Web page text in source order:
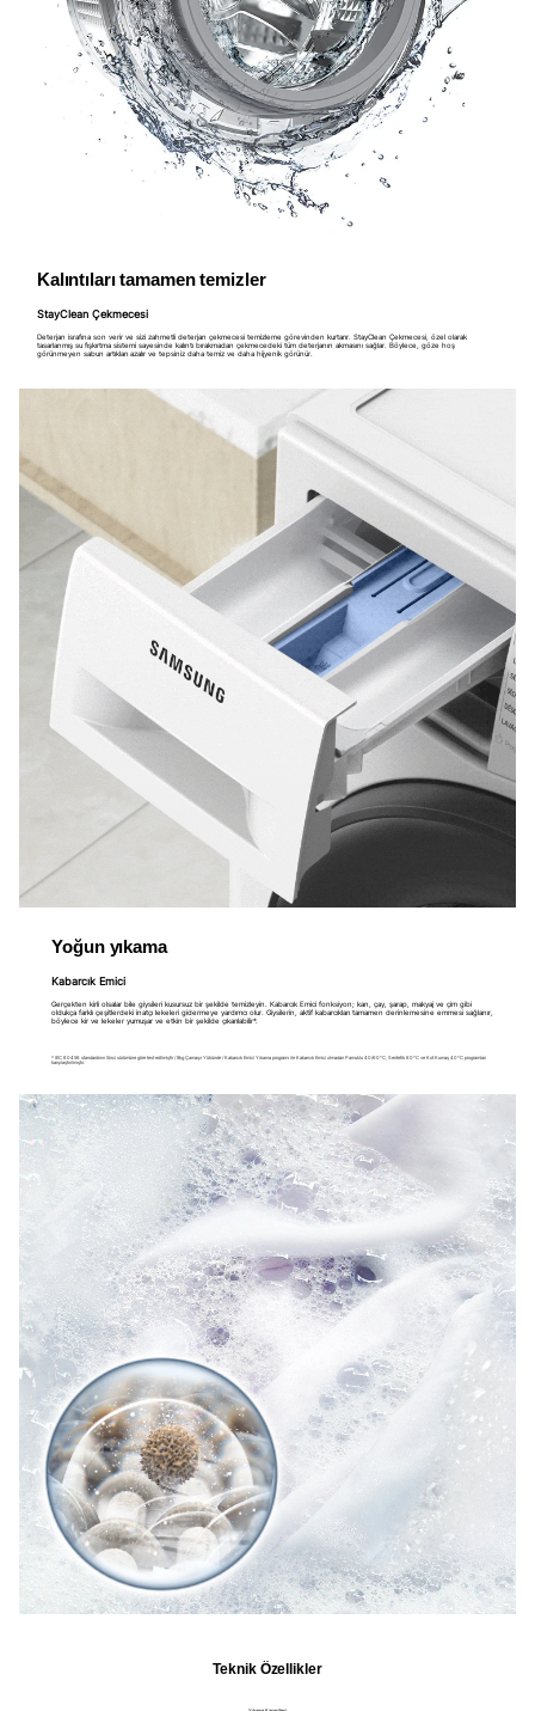
Kalıntıları tamamen temizler
StayClean Çekmecesi
Deterjan israfına son verir ve sizi zahmetli deterjan çekmecesi temizleme görevinden kurtarır. StayClean Çekmecesi, özel olarak
tasarlanmış su fışkırtma sistemi sayesinde kalıntı bırakmadan çekmecedeki tüm deterjanın akmasını sağlar. Böylece, göze hoş
görünmeyen sabun artıkları azalır ve tepsiniz daha temiz ve daha hijyenik görünür.
Yoğun yıkama
Kabarcık Emici
Gerçekten kirli olsalar bile giysileri kusursuz bir şekilde temizleyin. Kabarcık Emici fonksiyon; kan, çay, şarap, makyaj ve çim gibi
oldukça farklı çeşitlerdeki inatçı lekeleri gidermeye yardımcı olur. Giysilerin, aktif kabarcıkları tamamen derinlemesine emmesi sağlanır,
böylece kir ve lekeler yumuşar ve etkin bir şekilde çıkarılabilir*.
* IEC 60456 standardının 5inci sürümüne göre test edilmiştir / 8kg Çamaşır Yükünde / Kabarcık Emici Yıkama programı ile Kabarcık Emici olmadan Pamuklu 40/60°C, Sentetik 60°C ve Kot Kumaş 40°C programları
karşılaştırılmıştır.
Teknik Özellikler